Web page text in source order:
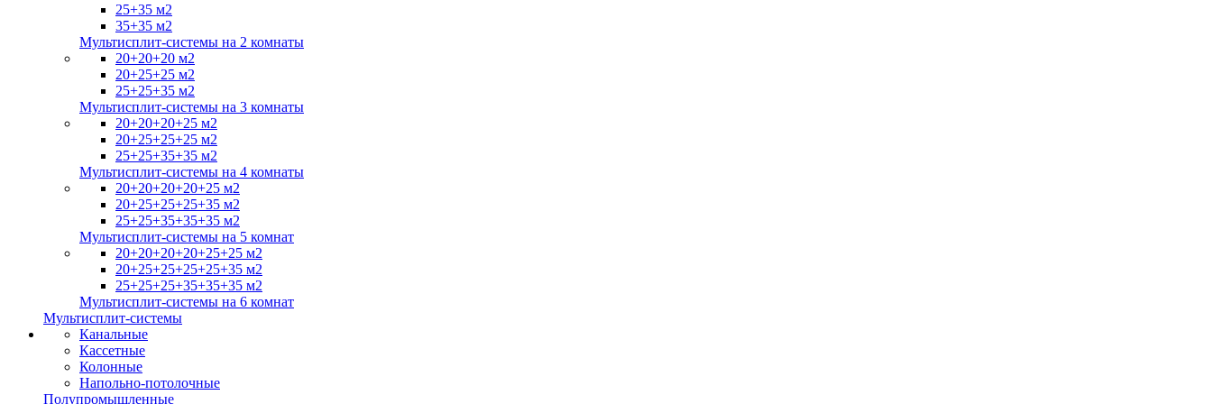
25+35 м2
35+35 м2
Мультисплит-системы на 2 комнаты
20+20+20 м2
20+25+25 м2
25+25+35 м2
Мультисплит-системы на 3 комнаты
20+20+20+25 м2
20+25+25+25 м2
25+25+35+35 м2
Мультисплит-системы на 4 комнаты
20+20+20+20+25 м2
20+25+25+25+35 м2
25+25+35+35+35 м2
Мультисплит-системы на 5 комнат
20+20+20+20+25+25 м2
20+25+25+25+25+35 м2
25+25+25+35+35+35 м2
Мультисплит-системы на 6 комнат
Мультисплит-системы
Канальные
Кассетные
Колонные
Напольно-потолочные
Полупромышленные